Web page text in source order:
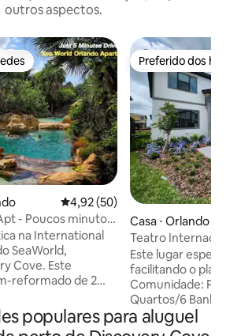
outros aspectos.
4,92 de uma avaliação média
4,92 (50)
- Poucos minutos
na International
SeaWorld,
Este
reformado de 2
cozinha completa,
até 8 pessoas.
Preferido dos
Preferido dos
Casa ⋅ Orlando
Teatro
Sal. Sauna
Este lugar
facilitando o
Comunidade:
Quartos/6
Disney - 10 milhas
• ICON PARK - 4
populares para aluguel